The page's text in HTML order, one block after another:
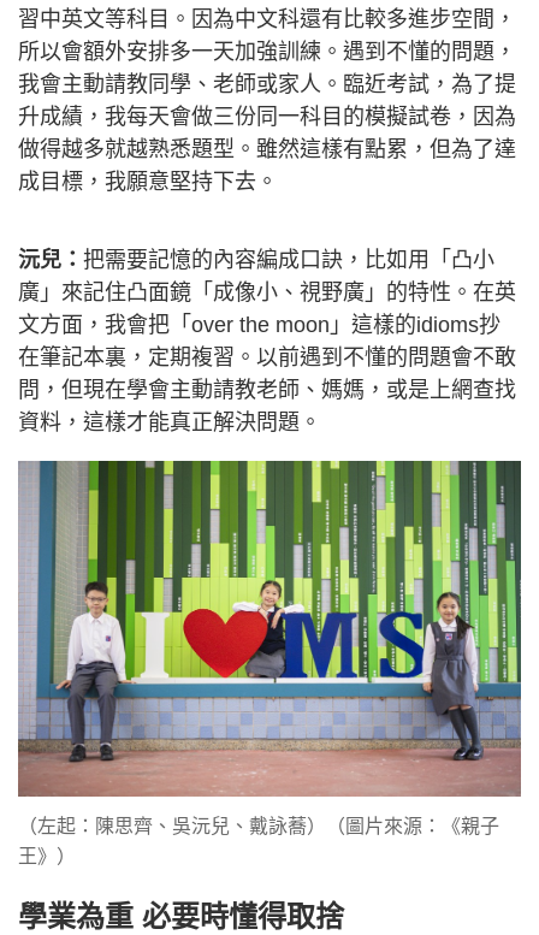
習中英文等科目。因為中文科還有比較多進步空間，
所以會額外安排多一天加強訓練。遇到不懂的問題，
我會主動請教同學、老師或家人。臨近考試，為了提
升成績，我每天會做三份同一科目的模擬試卷，因為
做得越多就越熟悉題型。雖然這樣有點累，但為了達
成目標，我願意堅持下去。
沅兒： 把需要記憶的內容編成口訣，比如用「凸小
廣」來記住凸面鏡「成像小、視野廣」的特性。在英
文方面，我會把「over the moon」這樣的idioms抄
在筆記本裏，定期複習。以前遇到不懂的問題會不敢
問，但現在學會主動請教老師、媽媽，或是上網查找
資料，這樣才能真正解決問題。
（左起：陳思齊、吳沅兒、戴詠蕎）（圖片來源：《親子
王》）
學業為重 必要時懂得取捨